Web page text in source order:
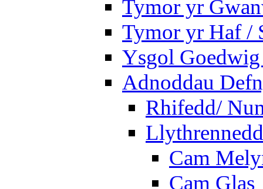
Tymor yr
Tymor yr Haf /
Ysgol
Adnoddau
Rhifedd/
Cam
Cam Glas